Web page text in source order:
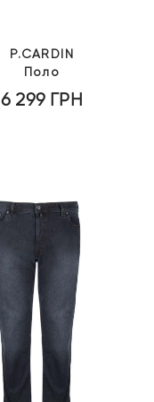
P.CARDIN
Поло
6 299 ГРН